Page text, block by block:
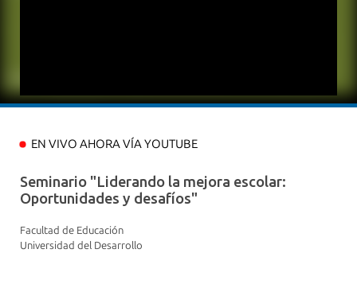
EN VIVO AHORA VÍA YOUTUBE
Seminario "Liderando la mejora escolar:
Oportunidades y desafíos"
Facultad de Educación
Universidad del Desarrollo